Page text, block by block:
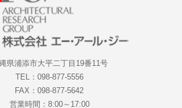
県浦添市大平二丁目19番11号
TEL：098-877-5556
FAX：098-877-5642
営業時間：8:00～17:00